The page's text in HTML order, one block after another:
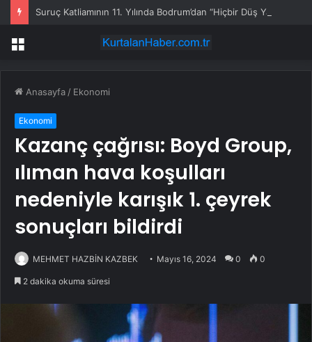
Menü
Anasayfa / Ekonomi
Ekonomi
Kazanç çağrısı: Boyd Group,
ılıman hava koşulları
nedeniyle karışık 1. çeyrek
sonuçları bildirdi
MEHMET HAZBİN KAZBEK Mayıs 16, 2024 0 0
2 dakika okuma süresi